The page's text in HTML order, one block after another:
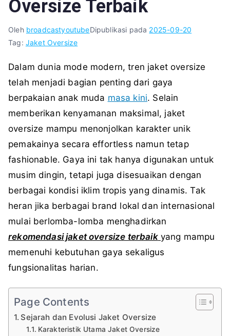
Oversize Terbaik
Oleh broadcastyoutubeDipublikasi pada 2025-09-20
Tag: Jaket Oversize
Dalam dunia mode modern, tren jaket oversize
telah menjadi bagian penting dari gaya
berpakaian anak muda masa kini. Selain
memberikan kenyamanan maksimal, jaket
oversize mampu menonjolkan karakter unik
pemakainya secara effortless namun tetap
fashionable. Gaya ini tak hanya digunakan untuk
musim dingin, tetapi juga disesuaikan dengan
berbagai kondisi iklim tropis yang dinamis. Tak
heran jika berbagai brand lokal dan internasional
mulai berlomba-lomba menghadirkan
rekomendasi jaket oversize terbaik yang mampu
memenuhi kebutuhan gaya sekaligus
fungsionalitas harian.
Page Contents
Sejarah dan Evolusi Jaket Oversize
Karakteristik Utama Jaket Oversize